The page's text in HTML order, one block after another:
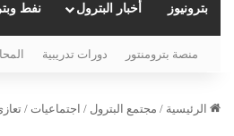
بترونيوز أخبار البترول نفط
منصة بترومنتور دورات تدريبية
الرئيسية / مجتمع البترول / اجتماعيات /